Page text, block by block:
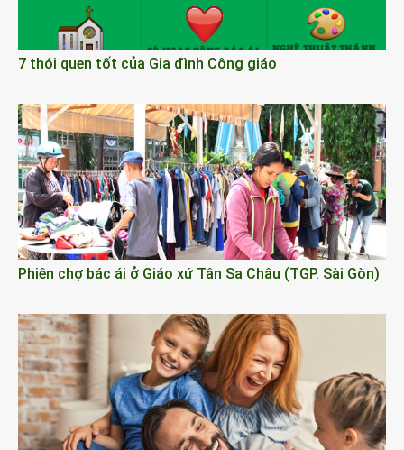
7 thói quen tốt của Gia đình Công giáo
Phiên chợ bác ái ở Giáo xứ Tân Sa Châu (TGP. Sài Gòn)